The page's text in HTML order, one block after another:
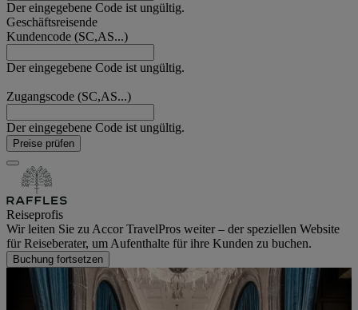
Der eingegebene Code ist ungültig.
Geschäftsreisende
Kundencode (SC,AS...)
Der eingegebene Code ist ungültig.
Zugangscode (SC,AS...)
Der eingegebene Code ist ungültig.
Preise prüfen
Reiseprofis
Wir leiten Sie zu Accor TravelPros weiter – der speziellen Website
für Reiseberater, um Aufenthalte für ihre Kunden zu buchen.
Buchung fortsetzen